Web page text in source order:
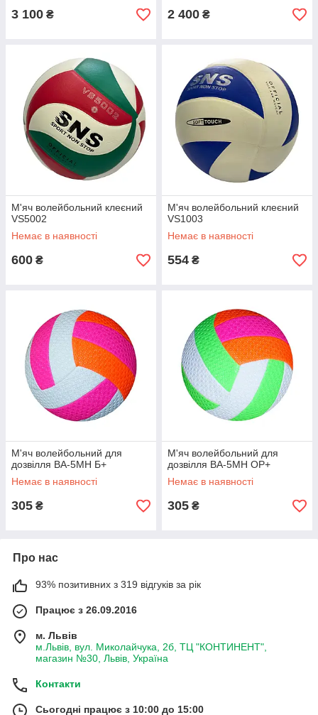
3 100 ₴ 2 400 ₴
М'яч волейбольний клеєний
VS5002
Немає в наявності
600 ₴
М'яч волейбольний клеєний
VS1003
Немає в наявності
554 ₴
М'яч волейбольний для
дозвілля BA-5MH Б+
Немає в наявності
305 ₴
М'яч волейбольний для
дозвілля BA-5MH ОР+
Немає в наявності
305 ₴
Про нас
93% позитивних з 319 відгуків за рік
Працює з 26.09.2016
м. Львів
м.Львів, вул. Миколайчука, 2б, ТЦ "КОНТИНЕНТ",
магазин №30, Львів, Україна
Контакти
Сьогодні працює з 10:00 до 15:00